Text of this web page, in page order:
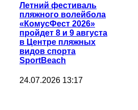
Летний фестиваль
пляжного волейбола
«КомусФест 2026»
пройдет 8 и 9 августа
в Центре пляжных
видов спорта
SportBeach
24.07.2026 13:17